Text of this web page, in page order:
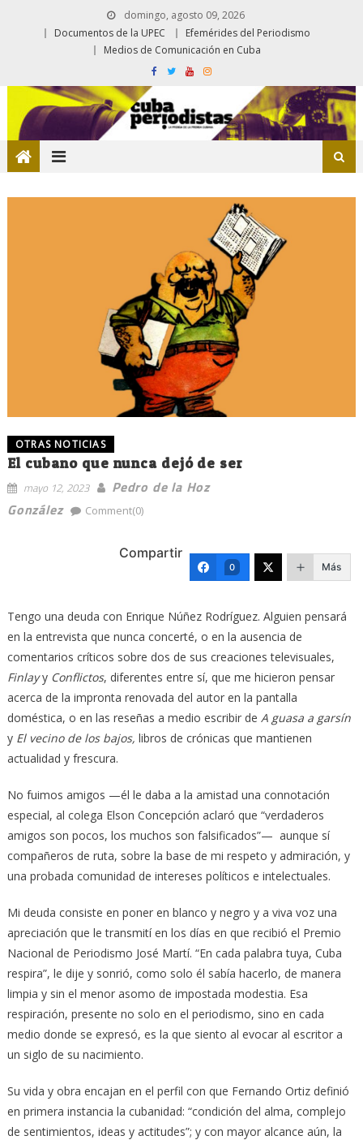
domingo, agosto 09, 2026
Documentos de la UPEC
Efemérides del Periodismo
Medios de Comunicación en Cuba
OTRAS NOTICIAS
El cubano que nunca dejó de ser
mayo 12, 2023
Pedro de la Hoz
González
Comment(0)
Compartir
0 Más
Tengo una deuda con Enrique Núñez Rodríguez. Alguien pensará
en la entrevista que nunca concerté, o en la ausencia de
comentarios críticos sobre dos de sus creaciones televisuales,
Finlayy Conflictos, diferentes entre sí, que me hicieron pensar
acerca de la impronta renovada del autor en la pantalla
doméstica, o en las reseñas a medio escribir de A guasa a garsín
y El vecino de los bajos, libros de crónicas que mantienen
actualidad y frescura.
No fuimos amigos —él le daba a la amistad una connotación
especial, al colega Elson Concepción aclaró que “verdaderos
amigos son pocos, los muchos son falsificados”— aunque sí
compañeros de ruta, sobre la base de mi respeto y admiración, y
una probada comunidad de intereses políticos e intelectuales.
Mi deuda consiste en poner en blanco y negro y a viva voz una
apreciación que le transmití en los días en que recibió el Premio
Nacional de Periodismo José Martí. “En cada palabra tuya, Cuba
respira”, le dije y sonrió, como solo él sabía hacerlo, de manera
limpia y sin el menor asomo de impostada modestia. Esa
respiración, presente no solo en el periodismo, sino en cada
medio donde se expresó, es la que siento al evocar al escritor a
un siglo de su nacimiento.
Su vida y obra encajan en el perfil con que Fernando Ortiz definió
en primera instancia la cubanidad: “condición del alma, complejo
de sentimientos, ideas y actitudes”; y con mayor alcance aún, la